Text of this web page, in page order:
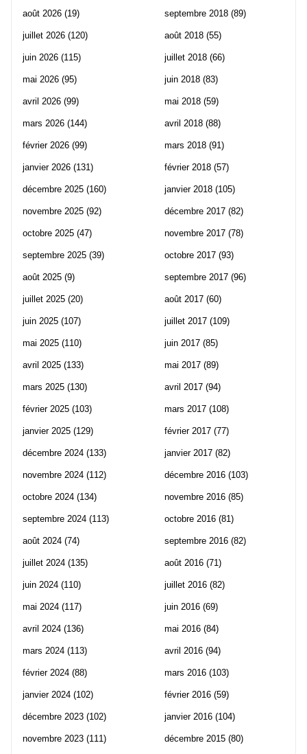
août 2026 (19)
juillet 2026 (120)
juin 2026 (115)
mai 2026 (95)
avril 2026 (99)
mars 2026 (144)
février 2026 (99)
janvier 2026 (131)
décembre 2025 (160)
novembre 2025 (92)
octobre 2025 (47)
septembre 2025 (39)
août 2025 (9)
juillet 2025 (20)
juin 2025 (107)
mai 2025 (110)
avril 2025 (133)
mars 2025 (130)
février 2025 (103)
janvier 2025 (129)
décembre 2024 (133)
novembre 2024 (112)
octobre 2024 (134)
septembre 2024 (113)
août 2024 (74)
juillet 2024 (135)
juin 2024 (110)
mai 2024 (117)
avril 2024 (136)
mars 2024 (113)
février 2024 (88)
janvier 2024 (102)
décembre 2023 (102)
novembre 2023 (111)
septembre 2018 (89)
août 2018 (55)
juillet 2018 (66)
juin 2018 (83)
mai 2018 (59)
avril 2018 (88)
mars 2018 (91)
février 2018 (57)
janvier 2018 (105)
décembre 2017 (82)
novembre 2017 (78)
octobre 2017 (93)
septembre 2017 (96)
août 2017 (60)
juillet 2017 (109)
juin 2017 (85)
mai 2017 (89)
avril 2017 (94)
mars 2017 (108)
février 2017 (77)
janvier 2017 (82)
décembre 2016 (103)
novembre 2016 (85)
octobre 2016 (81)
septembre 2016 (82)
août 2016 (71)
juillet 2016 (82)
juin 2016 (69)
mai 2016 (84)
avril 2016 (94)
mars 2016 (103)
février 2016 (59)
janvier 2016 (104)
décembre 2015 (80)